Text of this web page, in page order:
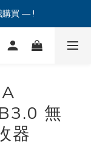
購買 — !
！🎫
購買 — !
無
器